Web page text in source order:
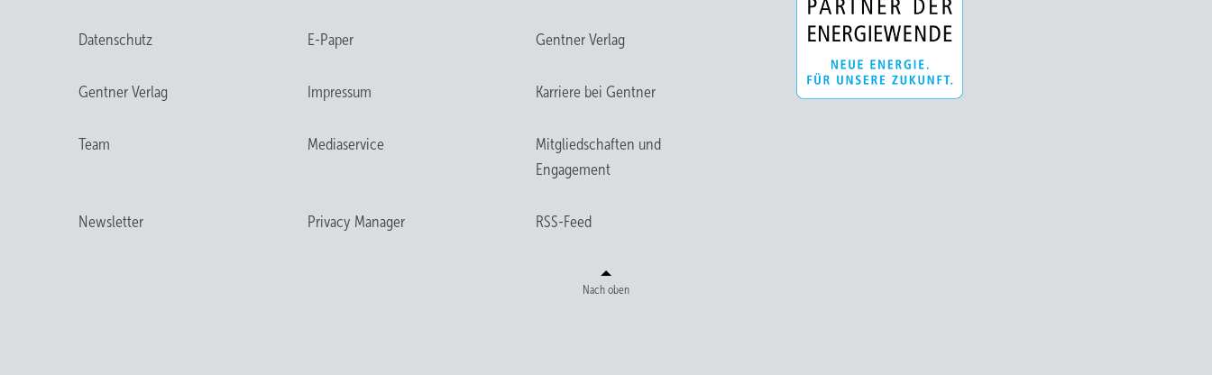
Datenschutz E-Paper Gentner Verlag
Gentner Verlag Impressum Karriere bei Gentner
Team Mediaservice
Mitgliedschaften und
Engagement
Newsletter Privacy Manager RSS-Feed
Nach oben